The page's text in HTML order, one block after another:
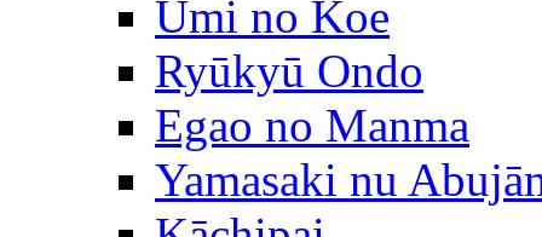
Umi no Koe
Ryūkyū Ondo
Egao no Manma
Yamasaki nu